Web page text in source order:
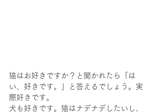
猫はお好きですか？と聞かれたら「は
い、好きです。」と答えるでしょう。実
際好きです。
犬も好きです。猫はナデナデしたいし、